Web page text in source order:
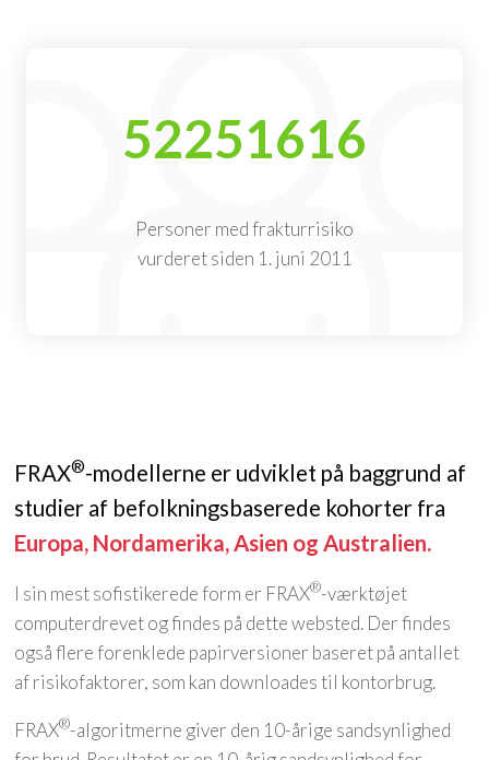
52251616
Personer med frakturrisiko
vurderet siden 1. juni 2011
FRAX®-modellerne er udviklet på baggrund af
studier af befolkningsbaserede kohorter fra
Europa, Nordamerika, Asien og Australien.
I sin mest sofistikerede form er FRAX®-værktøjet
computerdrevet og findes på dette websted. Der findes
også flere forenklede papirversioner baseret på antallet
af risikofaktorer, som kan downloades til kontorbrug.
FRAX®-algoritmerne giver den 10-årige sandsynlighed